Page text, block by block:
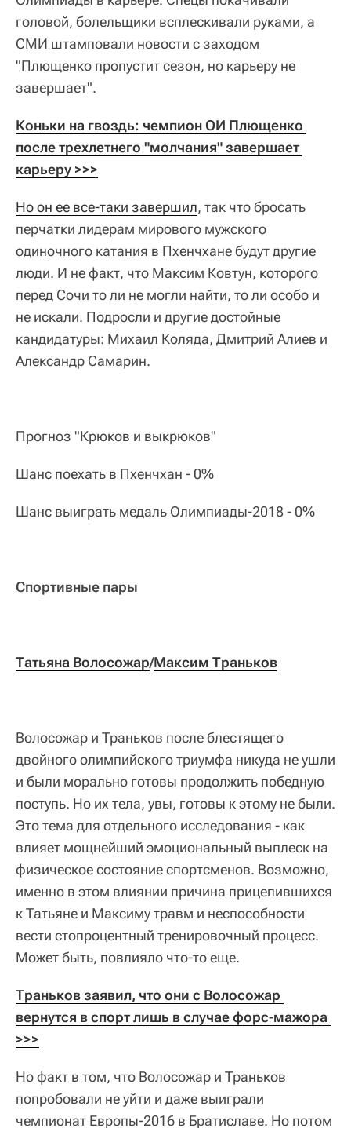
головой, болельщики всплескивали руками, а
СМИ штамповали новости с заходом
"Плющенко пропустит сезон, но карьеру не
завершает".
Коньки на гвоздь: чемпион ОИ Плющенко
после трехлетнего "молчания" завершает
карьеру >>>
Но он ее все-таки завершил, так что бросать
перчатки лидерам мирового мужского
одиночного катания в Пхенчхане будут другие
люди. И не факт, что Максим Ковтун, которого
перед Сочи то ли не могли найти, то ли особо и
не искали. Подросли и другие достойные
кандидатуры: Михаил Коляда, Дмитрий Алиев и
Александр Самарин.
Прогноз "Крюков и выкрюков"
Шанс поехать в Пхенчхан - 0%
Шанс выиграть медаль Олимпиады-2018 - 0%
Спортивные пары
Татьяна Волосожар/Максим Траньков
Волосожар и Траньков после блестящего
двойного олимпийского триумфа никуда не ушли
и были морально готовы продолжить победную
поступь. Но их тела, увы, готовы к этому не были.
Это тема для отдельного исследования - как
влияет мощнейший эмоциональный выплеск на
физическое состояние спортсменов. Возможно,
именно в этом влиянии причина прицепившихся
к Татьяне и Максиму травм и неспособности
вести стопроцентный тренировочный процесс.
Может быть, повлияло что-то еще.
Траньков заявил, что они с Волосожар
вернутся в спорт лишь в случае форс-мажора
>>>
Но факт в том, что Волосожар и Траньков
попробовали не уйти и даже выиграли
чемпионат Европы-2016 в Братиславе. Но потом